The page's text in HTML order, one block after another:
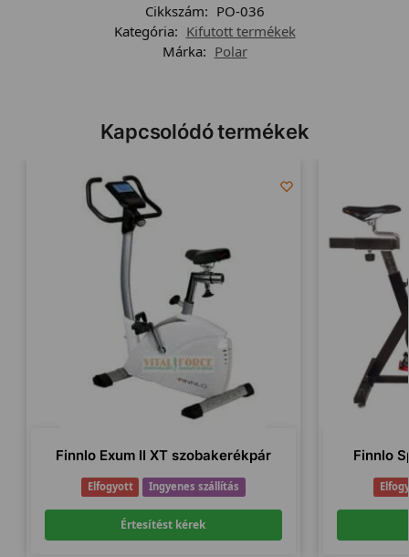
Cikkszám: PO-036
Kategória: Kifutott termékek
Márka: Polar
Kapcsolódó termékek
Finnlo Exum II XT szobakerékpár
Elfogyott Ingyenes szállítás
Értesítést kérek
Finnlo